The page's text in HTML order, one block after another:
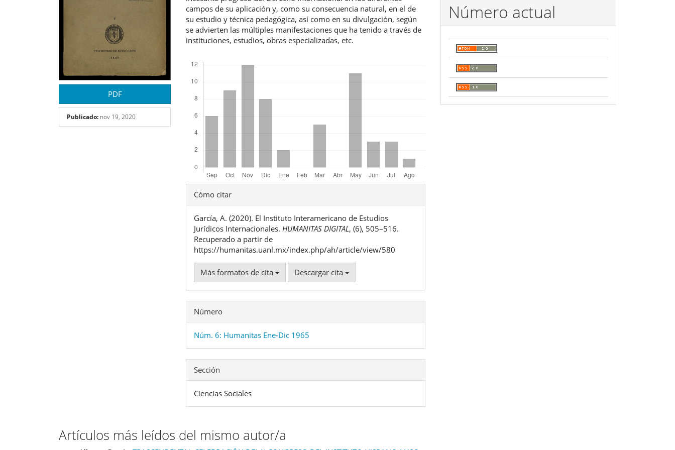
PDF
Publicado: nov 19, 2020
campos de su aplicación y, como su consecuencia natural, en el de
su estudio y técnica pedagógica, así como en su divulgación, según
se advierten las múltiples manifestaciones que ha tenido a través de
instituciones, estudios, obras especializadas, etc.
Detalles
del
artículo
Cómo citar
García, A. (2020). El Instituto Interamericano de Estudios
Jurídicos Internacionales. HUMANITAS DIGITAL, (6), 505–516.
Recuperado a partir de
https://humanitas.uanl.mx/index.php/ah/article/view/580
Más formatos de cita Descargar cita
Número
Núm. 6: Humanitas Ene-Dic 1965
Sección
Ciencias Sociales
Artículos más leídos del mismo autor/a
Número actual